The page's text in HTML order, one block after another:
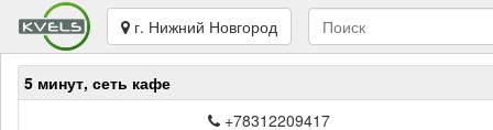
г. Нижний Новгород
5 минут, сеть кафе
+78312209417